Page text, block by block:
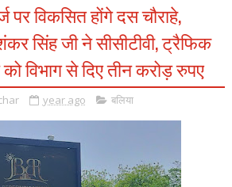
पर विकसित होंगे दस चौराहे,
सिंह जी ने सीसीटीवी, ट्रैफिक
विभाग से दिए तीन करोड़ रुपए
year ago बलिया